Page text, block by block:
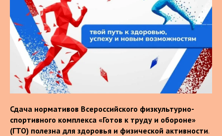
Сдача нормативов Всероссийского физкультурно-
спортивного комплекса «Готов к труду и обороне»
(ГТО) полезна для здоровья и физической активности.